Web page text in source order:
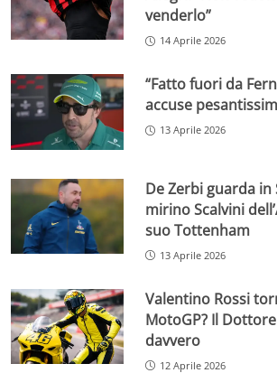
venderlo”
14 Aprile 2026
“Fatto fuori da
accuse
13 Aprile 2026
De Zerbi guarda in
mirino Scalvini
suo Tottenham
13 Aprile 2026
Valentino Rossi
MotoGP? Il
davvero
12 Aprile 2026